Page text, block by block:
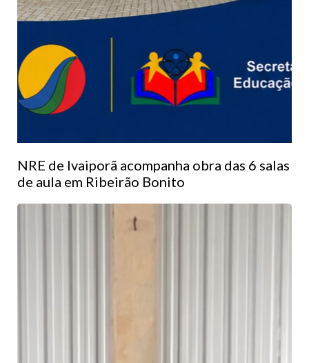
NRE de Ivaiporã acompanha obra das 6 salas
de aula em Ribeirão Bonito